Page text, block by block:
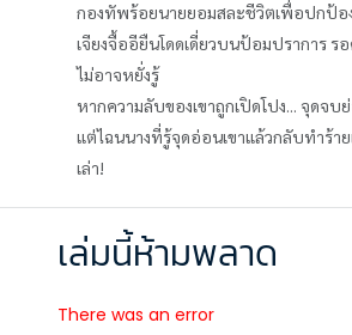
กองทัพร้อยนายยอมสละชีวิตเพื่อปกป้อ
เจียงจื้ออียืนโดดเดี่ยวบนป้อมปราการ ร
ไม่อาจหยั่งรู้
หากความลับของเขาถูกเปิดโปง... จุดจบ
แต่ไฉนนางที่รู้จุดอ่อนเขาแล้วกลับทำร้าย
เล่า!
เล่มนี้ห้ามพลาด
There was an error